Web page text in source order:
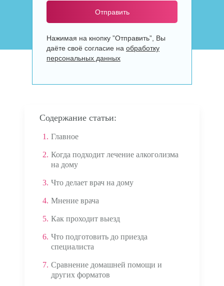
Отправить
Нажимая на кнопку ”Отправить”, Вы
даёте своё согласие на обработку
персональных данных
Содержание статьи:
1. Главное
2. Когда подходит лечение алкоголизма
на дому
3. Что делает врач на дому
4. Мнение врача
5. Как проходит выезд
6. Что подготовить до приезда
специалиста
7. Сравнение домашней помощи и
других форматов